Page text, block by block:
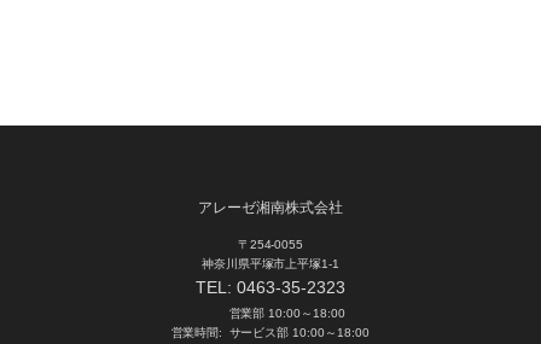
アレーゼ湘南株式会社
〒254-0055
神奈川県平塚市上平塚1-1
TEL:0463-35-2323
営業時間:
営業部 10:00～18:00
サービス部 10:00～18:00